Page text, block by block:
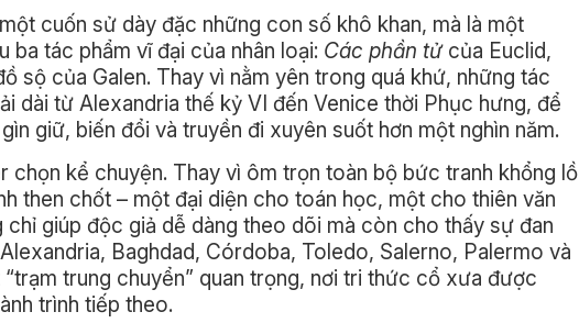
cuốn sử dày đặc những con số khô khan, mà là một
ba tác phẩm vĩ đại của nhân loại: Các phần tửcủa Euclid,
của Galen. Thay vì nằm yên trong quá khứ, những tác
dài từ Alexandria thế kỷ VI đến Venice thời Phục hưng, để
giữ, biến đổi và truyền đi xuyên suốt hơn một nghìn năm.
kể chuyện. Thay vì ôm trọn toàn bộ bức tranh khổng lồ
then chốt – một đại diện cho toán học, một cho thiên văn
giúp độc giả dễ dàng theo dõi mà còn cho thấy sự đan
Baghdad, Córdoba, Toledo, Salerno, Palermo và
trung chuyển” quan trọng, nơi tri thức cổ xưa được
trình tiếp theo.